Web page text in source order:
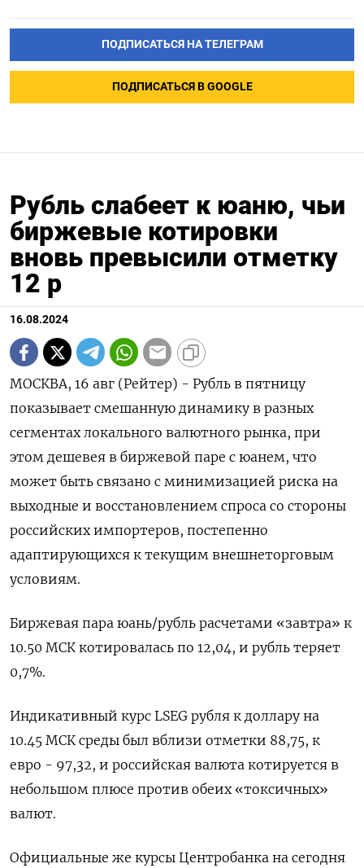
ПОДПИСАТЬСЯ НА ТЕЛЕГРАМ
ПОДПИСАТЬСЯ В GOOGLE
Рубль слабеет к юаню, чьи
биржевые котировки
вновь превысили отметку
12 р
16.08.2024
МОСКВА, 16 авг (Рейтер) - Рубль в пятницу
показывает смешанную динамику в разных
сегментах локального валютного рынка, при
этом дешевея в биржевой паре с юанем, что
может быть связано с минимизацией риска на
выходные и восстановлением спроса со стороны
российских импортеров, постепенно
адаптирующихся к текущим внешнеторговым
условиям.
Биржевая пара юань/рубль расчетами «завтра» к
10.50 МСК котировалась по 12,04, и рубль теряет
0,7%.
Индикативный курс LSEG рубля к доллару на
10.45 МСК среды был вблизи отметки 88,75, к
евро - 97,32, и российская валюта котируется в
небольшом плюсе против обеих «токсичных»
валют.
Официальные же курсы Центробанка на сегодня